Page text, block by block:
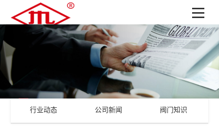
行业动态 公司新闻 阀门知识